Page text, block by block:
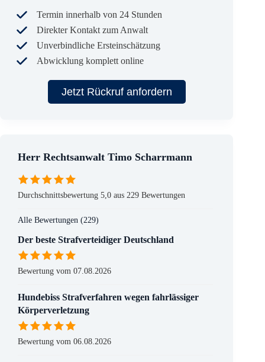
Termin innerhalb von 24 Stunden
Direkter Kontakt zum Anwalt
Unverbindliche Ersteinschätzung
Abwicklung komplett online
Jetzt Rückruf anfordern
Herr Rechtsanwalt Timo Scharrmann
Durchschnittsbewertung 5,0 aus 229 Bewertungen
Alle Bewertungen (229)
Der beste Strafverteidiger Deutschland
Bewertung vom 07.08.2026
Hundebiss Strafverfahren wegen fahrlässiger
Körperverletzung
Bewertung vom 06.08.2026